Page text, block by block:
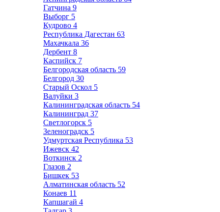
Гатчина 9
Выборг 5
Кудрово 4
Республика Дагестан 63
Махачкала 36
Дербент 8
Каспийск 7
Белгородская область 59
Белгород 30
Старый Оскол 5
Валуйки 3
Калининградская область 54
Калининград 37
Светлогорск 5
Зеленоградск 5
Удмуртская Республика 53
Ижевск 42
Воткинск 2
Глазов 2
Бишкек 53
Алматинская область 52
Конаев 11
Капшагай 4